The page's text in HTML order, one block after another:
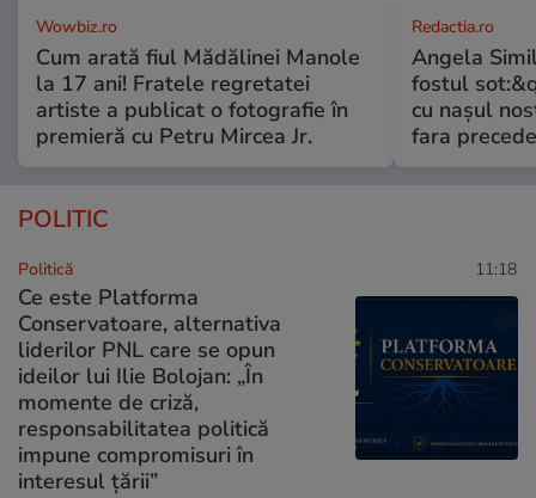
Wowbiz.ro
Cum arată fiul Mădălinei Manole
la 17 ani! Fratele regretatei
artiste a publicat o fotografie în
premieră cu Petru Mircea Jr.
Redactia.ro
Angela
fostul
cu nașul
fara
POLITIC
Politică 11:18
Ce este Platforma
Conservatoare, alternativa
liderilor PNL care se opun
ideilor lui Ilie Bolojan: „În
momente de criză,
responsabilitatea politică
impune compromisuri în
interesul țării”